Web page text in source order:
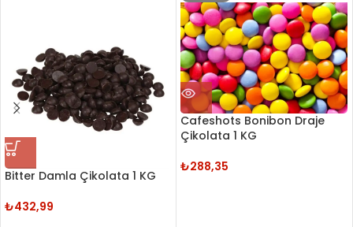
Bitter Damla Çikolata 1 KG
₺432,99
Cafeshots Bonibon Draje
Çikolata 1 KG
₺288,35